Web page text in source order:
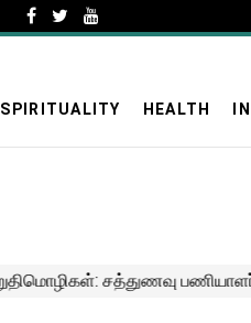
SPIRITUALITY HEALTH